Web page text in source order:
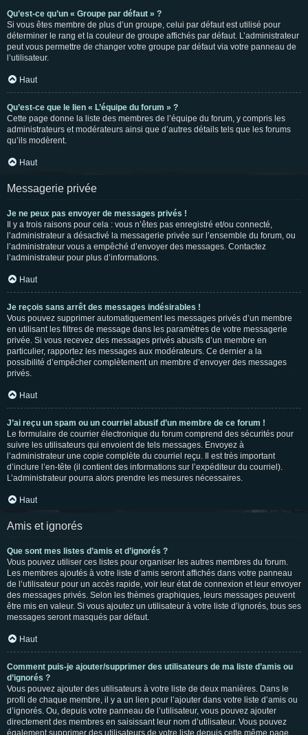
Qu’est-ce qu’un « Groupe par défaut » ?
Si vous êtes membre de plus d’un groupe, celui par défaut est utilisé pour
déterminer le rang et la couleur de groupe affichés par défaut. L’administrateur
peut vous permettre de changer votre groupe par défaut via votre panneau de
l’utilisateur.
Haut
Qu’est-ce que le lien « L’équipe du forum » ?
Cette page donne la liste des membres de l’équipe du forum, y compris les
administrateurs et modérateurs ainsi que d’autres détails tels que les forums
qu’ils modèrent.
Haut
Messagerie privée
Je ne peux pas envoyer de messages privés !
Il y a trois raisons pour cela : vous n’êtes pas enregistré et/ou connecté,
l’administrateur a désactivé la messagerie privée sur l’ensemble du forum, ou
l’administrateur vous a empêché d’envoyer des messages. Contactez
l’administrateur pour plus d’informations.
Haut
Je reçois sans arrêt des messages indésirables !
Vous pouvez supprimer automatiquement les messages privés d’un membre
en utilisant les filtres de message dans les paramètres de votre messagerie
privée. Si vous recevez des messages privés abusifs d’un membre en
particulier, rapportez les messages aux modérateurs. Ce dernier a la
possibilité d’empêcher complètement un membre d’envoyer des messages
privés.
Haut
J’ai reçu un spam ou un courriel abusif d’un membre de ce forum !
Le formulaire de courrier électronique du forum comprend des sécurités pour
suivre les utilisateurs qui envoient de tels messages. Envoyez à
l’administrateur une copie complète du courriel reçu. Il est très important
d’inclure l’en-tête (il contient des informations sur l’expéditeur du courriel).
L’administrateur pourra alors prendre les mesures nécessaires.
Haut
Amis et ignorés
Que sont mes listes d’amis et d’ignorés ?
Vous pouvez utiliser ces listes pour organiser les autres membres du forum.
Les membres ajoutés à votre liste d’amis seront affichés dans votre panneau
de l’utilisateur pour un accès rapide, voir leur état de connexion et leur envoyer
des messages privés. Selon les thèmes graphiques, leurs messages peuvent
être mis en valeur. Si vous ajoutez un utilisateur à votre liste d’ignorés, tous ses
messages seront masqués par défaut.
Haut
Comment puis-je ajouter/supprimer des utilisateurs de ma liste d’amis ou
d’ignorés ?
Vous pouvez ajouter des utilisateurs à votre liste de deux manières. Dans le
profil de chaque membre, il y a un lien pour l’ajouter dans votre liste d’amis ou
d’ignorés. Ou, depuis votre panneau de l’utilisateur, vous pouvez ajouter
directement des membres en saisissant leur nom d’utilisateur. Vous pouvez
également supprimer des utilisateurs de votre liste depuis cette même page.